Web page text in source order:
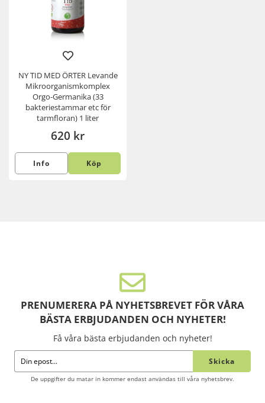
NY TID MED ÖRTER Levande
Mikroorganismkomplex
Orgo-Germanika (33
bakteriestammar etc för
tarmfloran) 1 liter
620 kr
Info Köp
PRENUMERERA PÅ NYHETSBREVET FÖR VÅRA
BÄSTA ERBJUDANDEN OCH NYHETER!
Få våra bästa erbjudanden och nyheter!
Skicka
De uppgifter du matar in kommer endast användas till våra nyhetsbrev.